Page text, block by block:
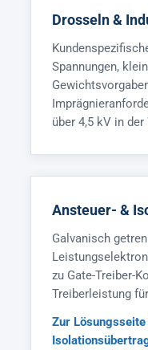
Drosseln &
Spannungen,
über 4,5 kV in der
Ansteuer- &
Galvanisch
zu Gate-Treiber-
Treiberleistung
Zur